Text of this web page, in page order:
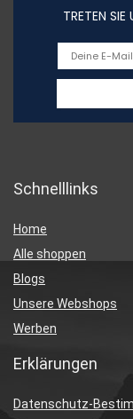
TRETEN SIE
Schnelllinks
Home
Alle shoppen
Blogs
Unsere Webshops
Werben
Erklärungen
Datenschutz-